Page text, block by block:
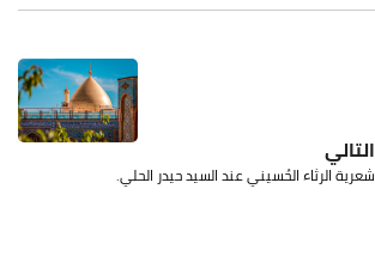
التالي
شعرية الرثاء الحُسيني عند السيد حيدر الحلي.